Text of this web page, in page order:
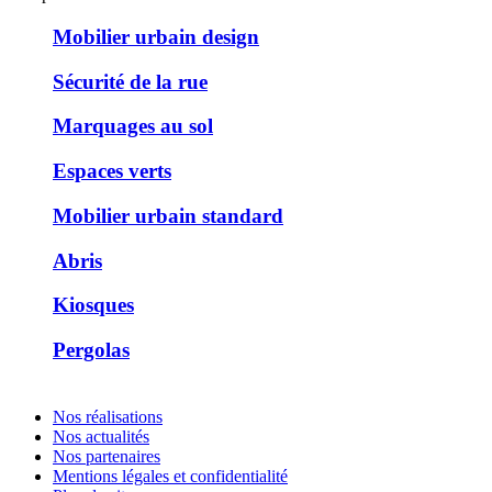
Mobilier urbain design
Sécurité de la rue
Marquages au sol
Espaces verts
Mobilier urbain standard
Abris
Kiosques
Pergolas
Nos réalisations
Nos actualités
Nos partenaires
Mentions légales et confidentialité